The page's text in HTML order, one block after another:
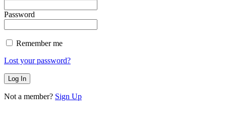
Password
Remember me
Lost your password?
Not a member? Sign Up